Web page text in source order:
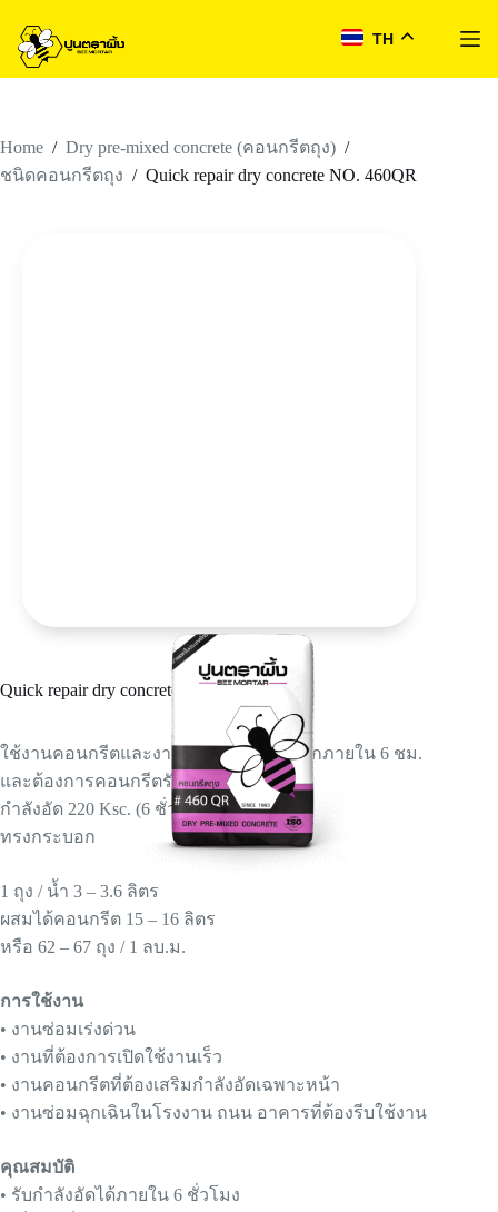
TH
Home / Dry pre-mixed concrete (คอนกรีตถุง) /
ชนิดคอนกรีตถุง / Quick repair dry concrete NO. 460QR
Quick repair dry concrete NO. 460QR
ใช้งานคอนกรีตและงานซ่อมที่เร่งด่วนมากภายใน 6 ชม.
และต้องการคอนกรีตรับกำลังอัดได้
กำลังอัด 220 Ksc. (6 ชั่วโมง)
ทรงกระบอก
1 ถุง / น้ำ 3 – 3.6 ลิตร
ผสมได้คอนกรีต 15 – 16 ลิตร
หรือ 62 – 67 ถุง / 1 ลบ.ม.
การใช้งาน
• งานซ่อมเร่งด่วน
• งานที่ต้องการเปิดใช้งานเร็ว
• งานคอนกรีตที่ต้องเสริมกำลังอัดเฉพาะหน้า
• งานซ่อมฉุกเฉินในโรงงาน ถนน อาคารที่ต้องรีบใช้งาน
คุณสมบัติ
• รับกำลังอัดได้ภายใน 6 ชั่วโมง